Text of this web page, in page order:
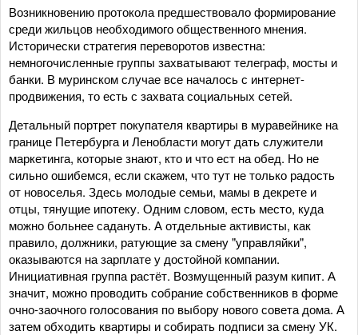
Возникновению протокола предшествовало формирование
среди жильцов необходимого общественного мнения.
Исторически стратегия переворотов известна:
немногочисленные группы захватывают телеграф, мосты и
банки. В муринском случае все началось с интернет-
продвижения, то есть с захвата социальных сетей.
Детальный портрет покупателя квартиры в муравейнике на
границе Петербурга и Ленобласти могут дать служители
маркетинга, которые знают, кто и что ест на обед. Но не
сильно ошибемся, если скажем, что тут не только радость
от новоселья. Здесь молодые семьи, мамы в декрете и
отцы, тянущие ипотеку. Одним словом, есть место, куда
можно больнее садануть. А отдельные активисты, как
правило, должники, ратующие за смену "управляйки",
оказываются на зарплате у достойной компании.
Инициативная группа растёт. Возмущенный разум кипит. А
значит, можно проводить собрание собственников в форме
очно-заочного голосования по выбору нового совета дома. А
затем обходить квартиры и собирать подписи за смену УК.